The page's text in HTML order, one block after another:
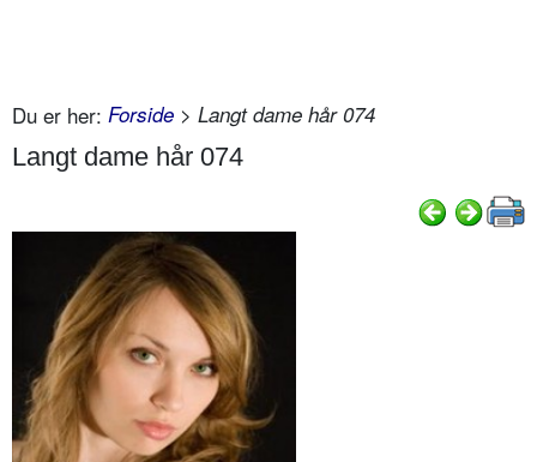
Du er her: Forside > Langt dame hår 074
Langt dame hår 074